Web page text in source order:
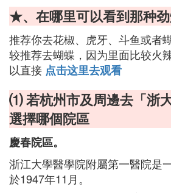
★、在哪里可以看到那种
推荐你去花椒、虎牙、斗鱼或者
较推荐去蝴蝶，因为里面比较火
以直接 点击这里去观看
⑴ 若杭州市及周邊去「浙
選擇哪個院區
慶春院區。
浙江大學醫學院附屬第一醫院是
於1947年11月。